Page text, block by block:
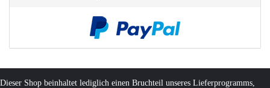
Dieser Shop beinhaltet lediglich einen Bruchteil unseres Lieferprogramms,